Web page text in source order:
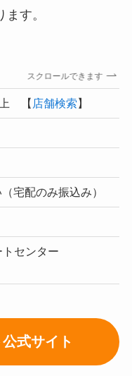
す。
スクロールできます
上 【 店舗検索】
宅配のみ振込み）
センター
式サイト